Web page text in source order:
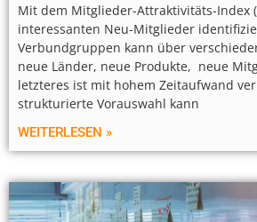
Mit dem Mitglieder-Attraktivitäts-Index
interessanten Neu-Mitglieder
Verbundgruppen kann über
neue Länder, neue Produkte, neue
letzteres ist mit hohem Zeitaufwand
strukturierte Vorauswahl kann
WEITERLESEN »